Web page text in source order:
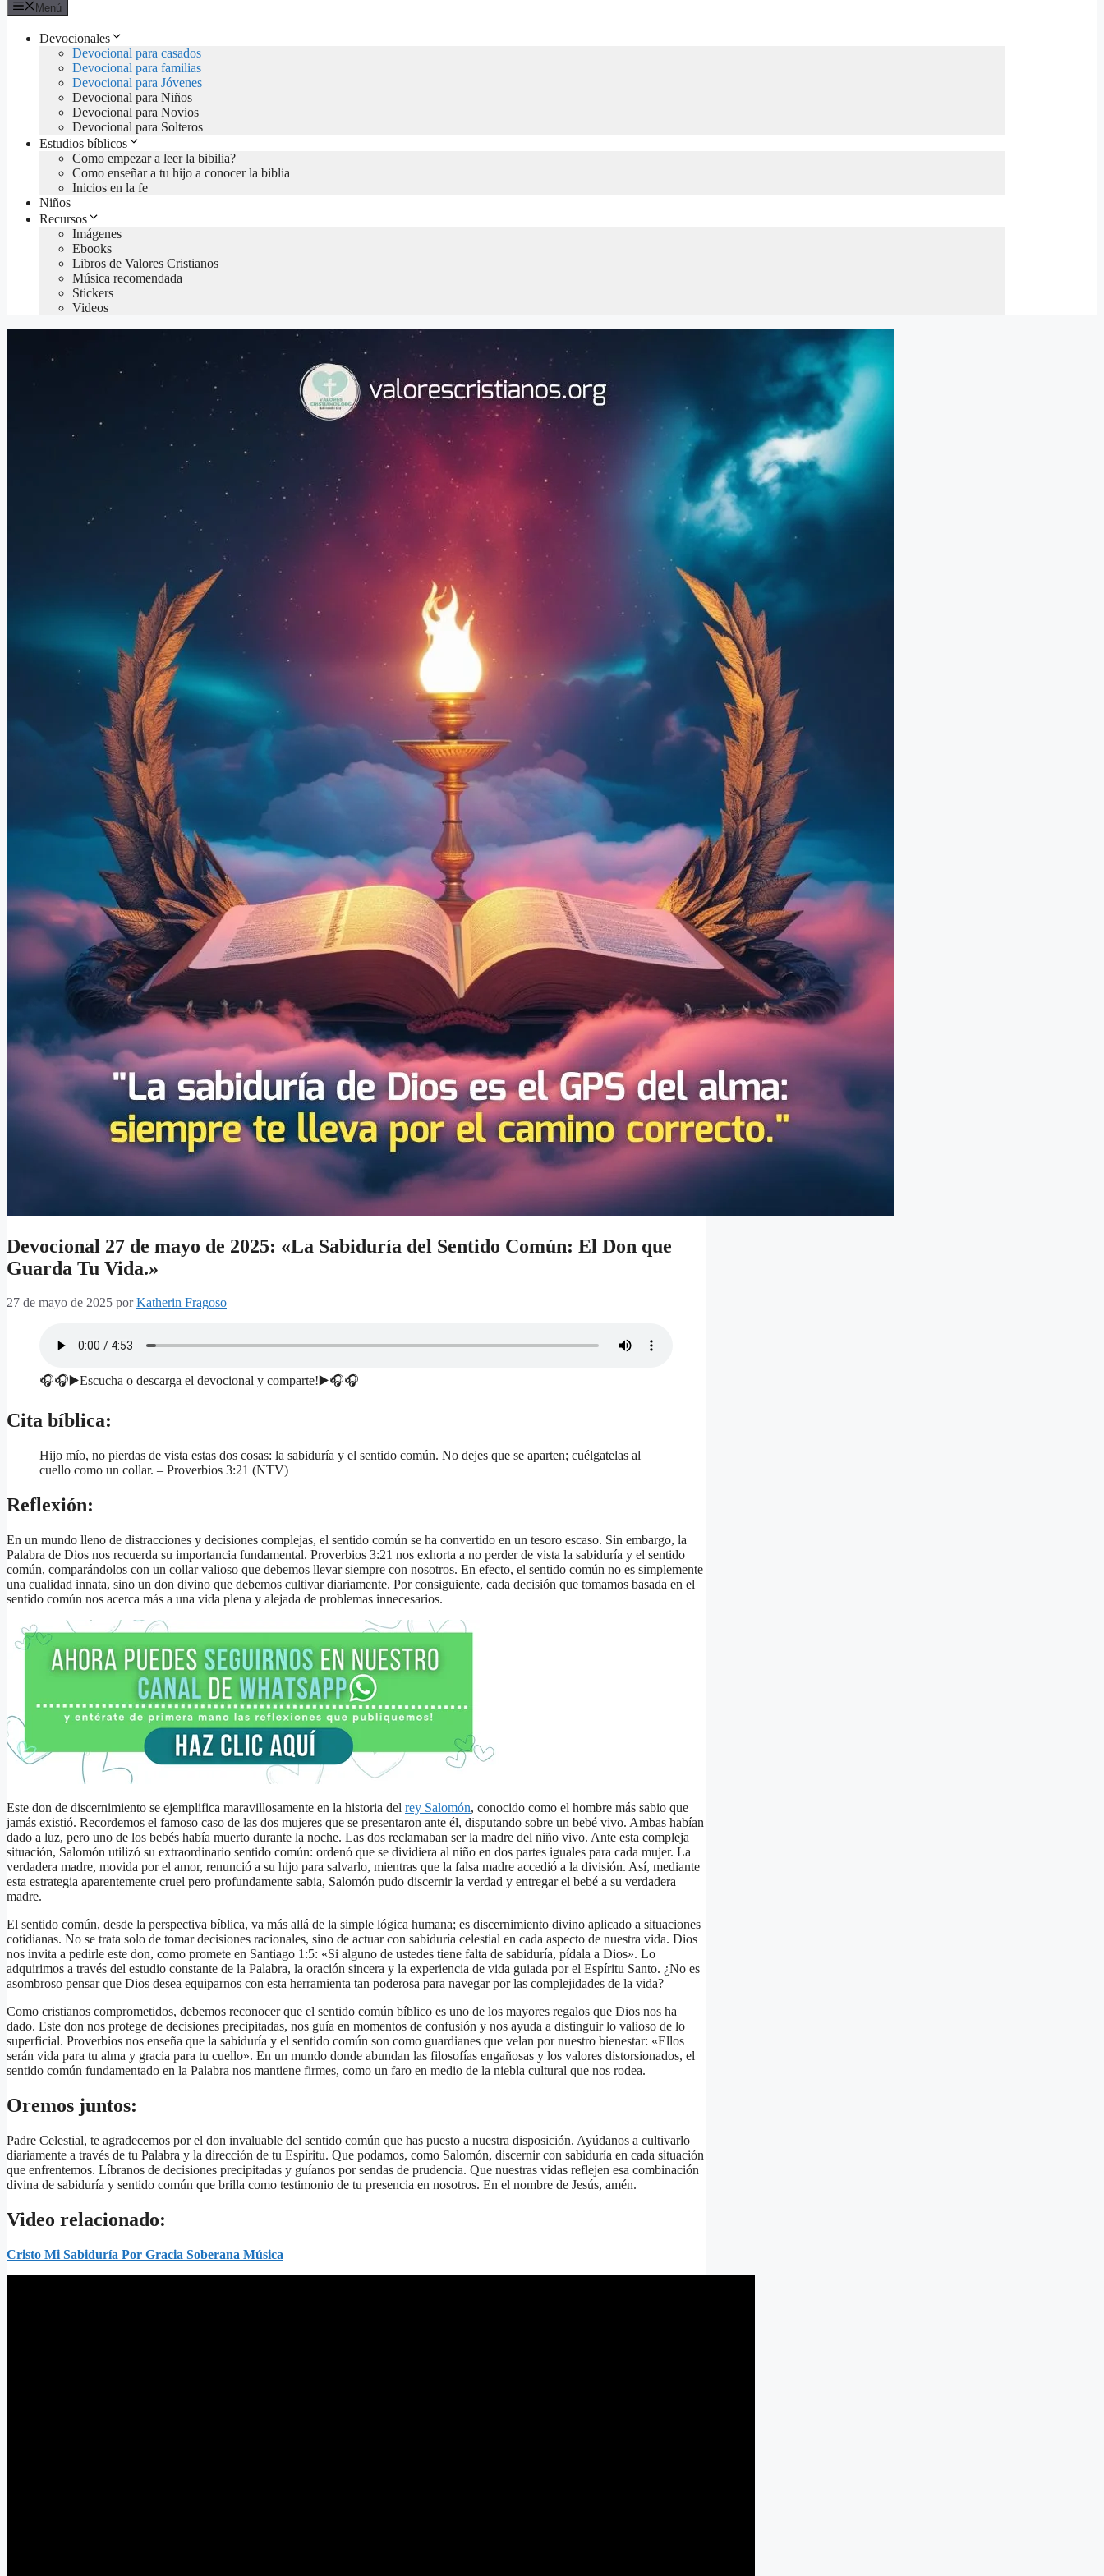
Menú
Devocionales
Devocional para casados
Devocional para familias
Devocional para Jóvenes
Devocional para Niños
Devocional para Novios
Devocional para Solteros
Estudios bíblicos
Como empezar a leer la bibilia?
Como enseñar a tu hijo a conocer la biblia
Inicios en la fe
Niños
Recursos
Imágenes
Ebooks
Libros de Valores Cristianos
Música recomendada
Stickers
Videos
Devocional 27 de mayo de 2025: «La Sabiduría del Sentido Común: El Don que
Guarda Tu Vida.»
27 de mayo de 2025 porKatherin Fragoso
🎧🎧▶️Escucha o descarga el devocional y comparte!▶️🎧🎧
Cita bíblica:
Hijo mío, no pierdas de vista estas dos cosas: la sabiduría y el sentido común. No dejes que se aparten; cuélgatelas al
cuello como un collar. – Proverbios 3:21 (NTV)
Reflexión:
En un mundo lleno de distracciones y decisiones complejas, el sentido común se ha convertido en un tesoro escaso. Sin embargo, la
Palabra de Dios nos recuerda su importancia fundamental. Proverbios 3:21 nos exhorta a no perder de vista la sabiduría y el sentido
común, comparándolos con un collar valioso que debemos llevar siempre con nosotros. En efecto, el sentido común no es simplemente
una cualidad innata, sino un don divino que debemos cultivar diariamente. Por consiguiente, cada decisión que tomamos basada en el
sentido común nos acerca más a una vida plena y alejada de problemas innecesarios.
Este don de discernimiento se ejemplifica maravillosamente en la historia del rey Salomón, conocido como el hombre más sabio que
jamás existió. Recordemos el famoso caso de las dos mujeres que se presentaron ante él, disputando sobre un bebé vivo. Ambas habían
dado a luz, pero uno de los bebés había muerto durante la noche. Las dos reclamaban ser la madre del niño vivo. Ante esta compleja
situación, Salomón utilizó su extraordinario sentido común: ordenó que se dividiera al niño en dos partes iguales para cada mujer. La
verdadera madre, movida por el amor, renunció a su hijo para salvarlo, mientras que la falsa madre accedió a la división. Así, mediante
esta estrategia aparentemente cruel pero profundamente sabia, Salomón pudo discernir la verdad y entregar el bebé a su verdadera
madre.
El sentido común, desde la perspectiva bíblica, va más allá de la simple lógica humana; es discernimiento divino aplicado a situaciones
cotidianas. No se trata solo de tomar decisiones racionales, sino de actuar con sabiduría celestial en cada aspecto de nuestra vida. Dios
nos invita a pedirle este don, como promete en Santiago 1:5: «Si alguno de ustedes tiene falta de sabiduría, pídala a Dios». Lo
adquirimos a través del estudio constante de la Palabra, la oración sincera y la experiencia de vida guiada por el Espíritu Santo. ¿No es
asombroso pensar que Dios desea equiparnos con esta herramienta tan poderosa para navegar por las complejidades de la vida?
Como cristianos comprometidos, debemos reconocer que el sentido común bíblico es uno de los mayores regalos que Dios nos ha
dado. Este don nos protege de decisiones precipitadas, nos guía en momentos de confusión y nos ayuda a distinguir lo valioso de lo
superficial. Proverbios nos enseña que la sabiduría y el sentido común son como guardianes que velan por nuestro bienestar: «Ellos
serán vida para tu alma y gracia para tu cuello». En un mundo donde abundan las filosofías engañosas y los valores distorsionados, el
sentido común fundamentado en la Palabra nos mantiene firmes, como un faro en medio de la niebla cultural que nos rodea.
Oremos juntos:
Padre Celestial, te agradecemos por el don invaluable del sentido común que has puesto a nuestra disposición. Ayúdanos a cultivarlo
diariamente a través de tu Palabra y la dirección de tu Espíritu. Que podamos, como Salomón, discernir con sabiduría en cada situación
que enfrentemos. Líbranos de decisiones precipitadas y guíanos por sendas de prudencia. Que nuestras vidas reflejen esa combinación
divina de sabiduría y sentido común que brilla como testimonio de tu presencia en nosotros. En el nombre de Jesús, amén.
Video relacionado:
Cristo Mi Sabiduría Por Gracia Soberana Música